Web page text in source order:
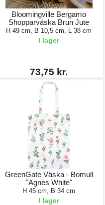
Bloomingville Bergamo
Shopparväska Brun Jute
H 49 cm, B 10,5 cm, L 38 cm
I lager
73,75 kr.
GreenGate Väska - Bomull
"Agnes White"
H 45 cm, B 34 cm
I lager